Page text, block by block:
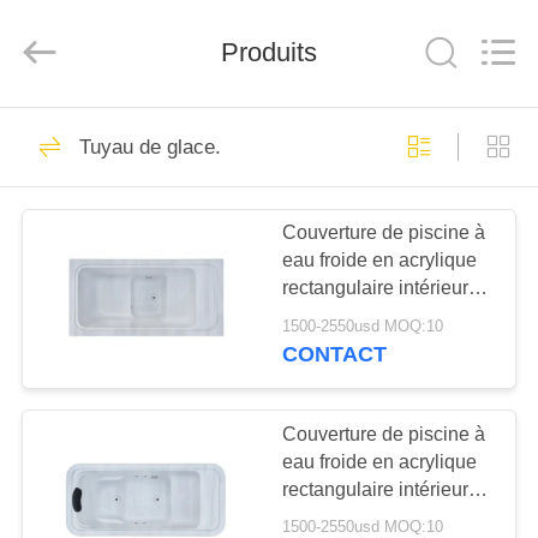
APERÇU
PRODUITS
PROPOS
NOUS
VISITE
D'USINE
Reserved.
Developed
spa de nage et spa
accessoires de
baquet de station
96
Produits
Tuyau de glace.
Couverture de piscine à
eau froide en acrylique
rectangulaire intérieure
Tout en un refroidisseur
de bain de glace à glace
pièce
1500-2550usd MOQ:10
CONTACT
Couverture de piscine à
eau froide en acrylique
rectangulaire intérieure
Tout en un refroidisseur
1500-2550usd MOQ:10